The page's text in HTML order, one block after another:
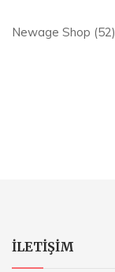
Newage Shop (52)
ILETIŞIM